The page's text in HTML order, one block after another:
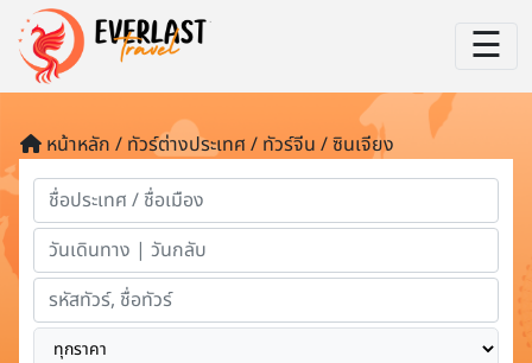
☰
หน้าหลัก / ทัวร์ต่างประเทศ / ทัวร์จีน / ซินเจียง